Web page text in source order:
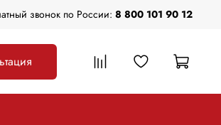
звонок по России: 8 800 101 90 12